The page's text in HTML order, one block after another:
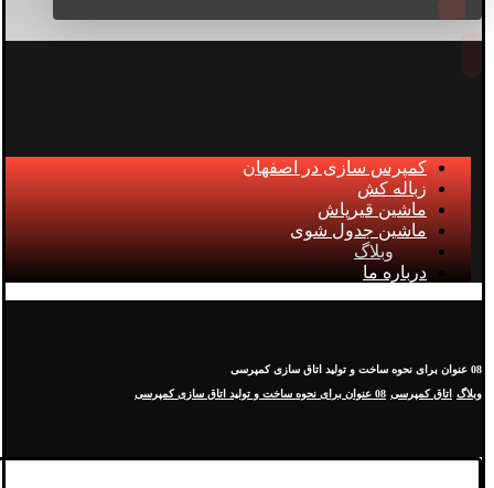
کمپرس سازی در اصفهان
زباله کش
ماشین قیرپاش
ماشین جدول شوی
وبلاگ
درباره ما
08 عنوان برای نحوه ساخت و تولید اتاق سازی کمپرسی
وبلاگ اتاق کمپرسی 08 عنوان برای نحوه ساخت و تولید اتاق سازی کمپرسی